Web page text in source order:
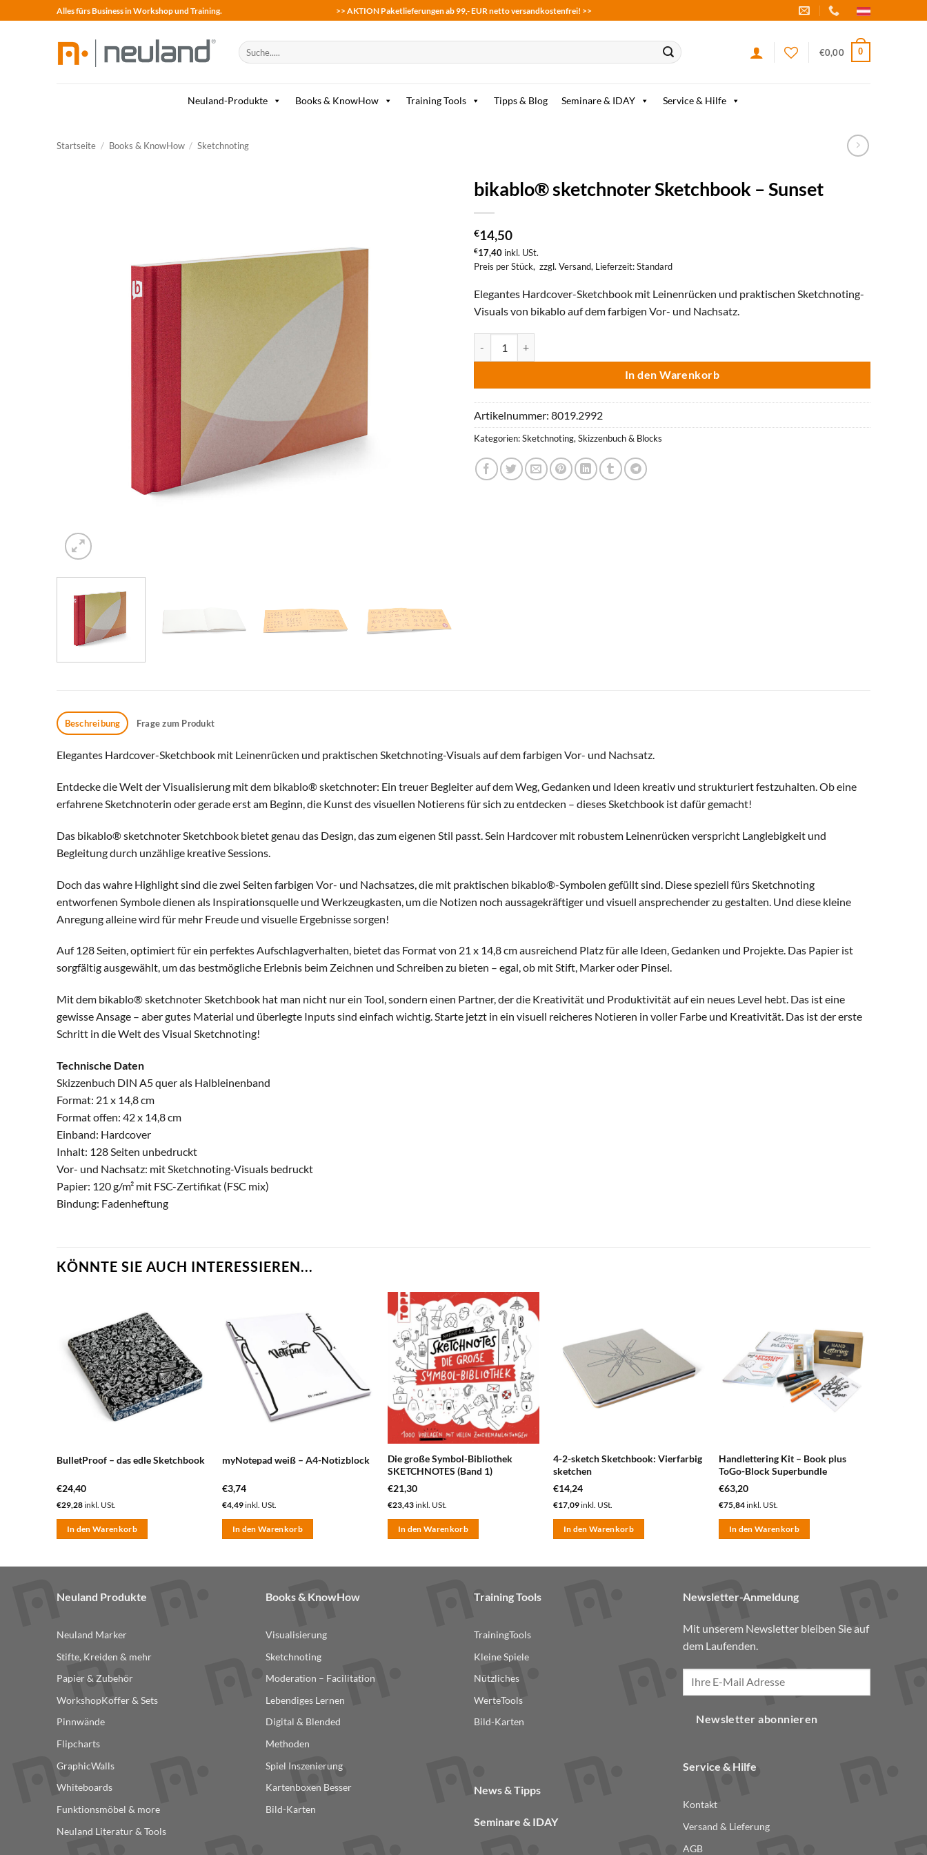
to
Alles fürs Business in Workshop und Training. >> AKTION Paketlieferungen ab 99,- EUR netto versandkostenfrei! >>
Suche
nach:
€0,00 0
Neuland-Produkte Books & KnowHow Training Tools Tipps & Blog Seminare & IDAY Service & Hilfe
Startseite / Books & KnowHow / Sketchnoting
bikablo® sketchnoter Sketchbook – Sunset
€14,50
€17,40 inkl. USt.
Preis per Stück, zzgl. Versand, Lieferzeit: Standard
Elegantes Hardcover-Sketchbook mit Leinenrücken und praktischen Sketchnoting-
Visuals von bikablo auf dem farbigen Vor- und Nachsatz.
In den Warenkorb
Artikelnummer: 8019.2992
Kategorien:Sketchnoting,Skizzenbuch & Blocks
Beschreibung Frage zum Produkt
Elegantes Hardcover-Sketchbook mit Leinenrücken und praktischen Sketchnoting-Visuals auf dem farbigen Vor- und Nachsatz.
Entdecke die Welt der Visualisierung mit dem bikablo® sketchnoter: Ein treuer Begleiter auf dem Weg, Gedanken und Ideen kreativ und strukturiert festzuhalten. Ob eine
erfahrene Sketchnoterin oder gerade erst am Beginn, die Kunst des visuellen Notierens für sich zu entdecken – dieses Sketchbook ist dafür gemacht!
Das bikablo® sketchnoter Sketchbook bietet genau das Design, das zum eigenen Stil passt. Sein Hardcover mit robustem Leinenrücken verspricht Langlebigkeit und
Begleitung durch unzählige kreative Sessions.
Doch das wahre Highlight sind die zwei Seiten farbigen Vor- und Nachsatzes, die mit praktischen bikablo®-Symbolen gefüllt sind. Diese speziell fürs Sketchnoting
entworfenen Symbole dienen als Inspirationsquelle und Werkzeugkasten, um die Notizen noch aussagekräftiger und visuell ansprechender zu gestalten. Und diese kleine
Anregung alleine wird für mehr Freude und visuelle Ergebnisse sorgen!
Auf 128 Seiten, optimiert für ein perfektes Aufschlagverhalten, bietet das Format von 21 x 14,8 cm ausreichend Platz für alle Ideen, Gedanken und Projekte. Das Papier ist
sorgfältig ausgewählt, um das bestmögliche Erlebnis beim Zeichnen und Schreiben zu bieten – egal, ob mit Stift, Marker oder Pinsel.
Mit dem bikablo® sketchnoter Sketchbook hat man nicht nur ein Tool, sondern einen Partner, der die Kreativität und Produktivität auf ein neues Level hebt. Das ist eine
gewisse Ansage – aber gutes Material und überlegte Inputs sind einfach wichtig. Starte jetzt in ein visuell reicheres Notieren in voller Farbe und Kreativität. Das ist der erste
Schritt in die Welt des Visual Sketchnoting!
Technische Daten
Skizzenbuch DIN A5 quer als Halbleinenband
Format: 21 x 14,8 cm
Format offen: 42 x 14,8 cm
Einband: Hardcover
Inhalt: 128 Seiten unbedruckt
Vor- und Nachsatz: mit Sketchnoting-Visuals bedruckt
Papier: 120 g/m² mit FSC-Zertifikat (FSC mix)
Bindung: Fadenheftung
KÖNNTE SIE AUCH INTERESSIEREN...
Merkzettel
hinzufügen
BulletProof – das edle Sketchbook
€24,40
€29,28inkl. USt.
In den Warenkorb
Merkzettel
hinzufügen
myNotepad weiß – A4-Notizblock
€3,74
€4,49inkl. USt.
In den Warenkorb
zum
Merkzettel
hinzufügen
Die große Symbol-Bibliothek
SKETCHNOTES (Band 1)
€21,30
€23,43inkl. USt.
In den Warenkorb
Merkzettel
hinzufügen
4-2-sketch Sketchbook: Vierfarbig
sketchen
€14,24
€17,09inkl. USt.
In den Warenkorb
zum
Merkzettel
hinzufügen
Handlettering Kit – Book plus
ToGo-Block Superbundle
€63,20
€75,84inkl. USt.
In den Warenkorb
Neuland Produkte
Neuland Marker
Stifte, Kreiden & mehr
Papier & Zubehör
WorkshopKoffer & Sets
Pinnwände
Flipcharts
GraphicWalls
Whiteboards
Funktionsmöbel & more
Neuland Literatur & Tools
Books & KnowHow
Visualisierung
Sketchnoting
Moderation – Facilitation
Lebendiges Lernen
Digital & Blended
Methoden
Spiel Inszenierung
Kartenboxen Besser
Bild-Karten
Training Tools
TrainingTools
Kleine Spiele
Nützliches
WerteTools
Bild-Karten
News & Tipps
Seminare & IDAY
Newsletter-Anmeldung
Mit unserem Newsletter bleiben Sie auf
dem Laufenden.
Newsletter abonnieren
Service & Hilfe
Kontakt
Versand & Lieferung
AGB